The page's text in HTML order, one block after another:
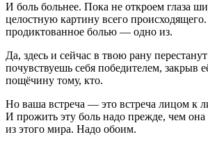
И боль больнее. Пока не откроем глаза
целостную картину всего
продиктованное болью — одно из.
Да, здесь и сейчас в твою рану
почувствуешь себя победителем, закрыв
пощёчину тому, кто.
Но ваша встреча — это встреча лицом к
И прожить эту боль надо прежде, чем она
из этого мира. Надо обоим.